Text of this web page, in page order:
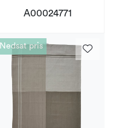
A00024771
Nedsat pris